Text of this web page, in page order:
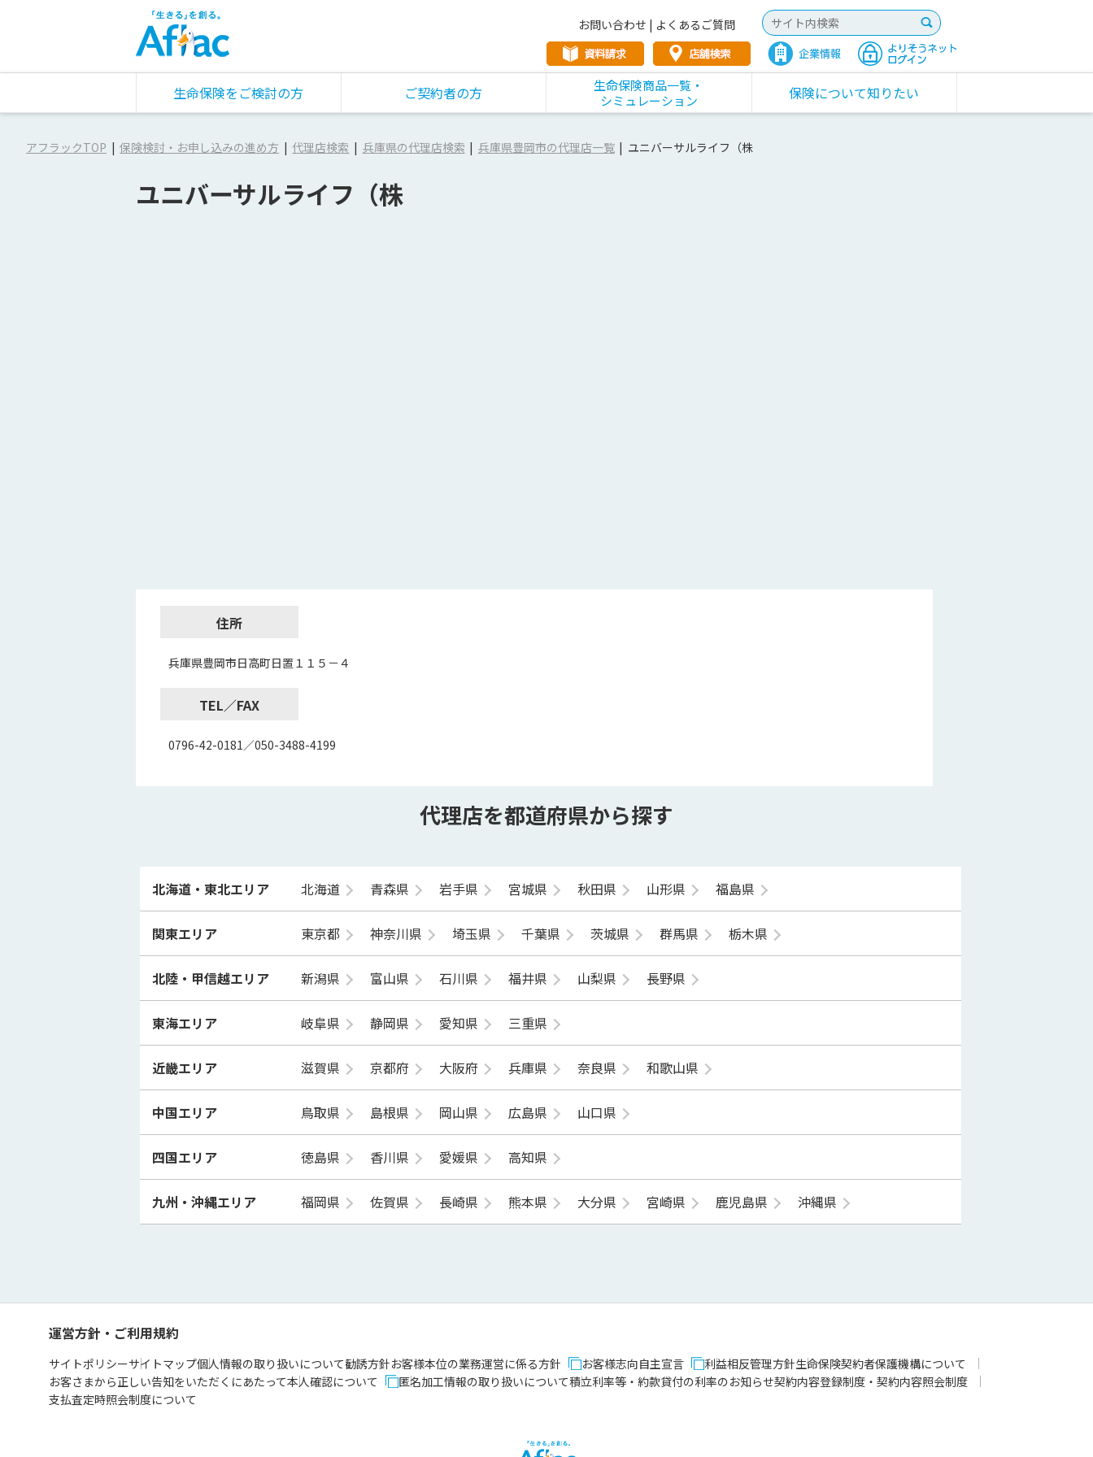
お問い合わせ | よくあるご質問
生命保険をご検討の方 ご契約者の方
生命保険商品一覧・
シミュレーション
保険について知りたい
アフラックTOP 保険検討・お申し込みの進め方 代理店検索 兵庫県の代理店検索 兵庫県豊岡市の代理店一覧 ユニバーサルライフ（株
ユニバーサルライフ（株
住所
兵庫県豊岡市日高町日置１１５－４
TEL／FAX
0796-42-0181／050-3488-4199
代理店を都道府県から探す
北海道・東北エリア 北海道 青森県 岩手県 宮城県 秋田県 山形県 福島県
関東エリア 東京都 神奈川県 埼玉県 千葉県 茨城県 群馬県 栃木県
北陸・甲信越エリア 新潟県 富山県 石川県 福井県 山梨県 長野県
東海エリア 岐阜県 静岡県 愛知県 三重県
近畿エリア 滋賀県 京都府 大阪府 兵庫県 奈良県 和歌山県
中国エリア 鳥取県 島根県 岡山県 広島県 山口県
四国エリア 徳島県 香川県 愛媛県 高知県
九州・沖縄エリア 福岡県 佐賀県 長崎県 熊本県 大分県 宮崎県 鹿児島県 沖縄県
運営方針・ご利用規約
サイトポリシーサイトマップ個人情報の取り扱いについて勧誘方針お客様本位の業務運営に係る方針 お客様志向自主宣言 利益相反管理方針生命保険契約者保護機構について
お客さまから正しい告知をいただくにあたって本人確認について 匿名加工情報の取り扱いについて積立利率等・約款貸付の利率のお知らせ契約内容登録制度・契約内容照会制度
支払査定時照会制度について